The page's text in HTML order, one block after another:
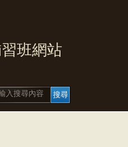
班網站